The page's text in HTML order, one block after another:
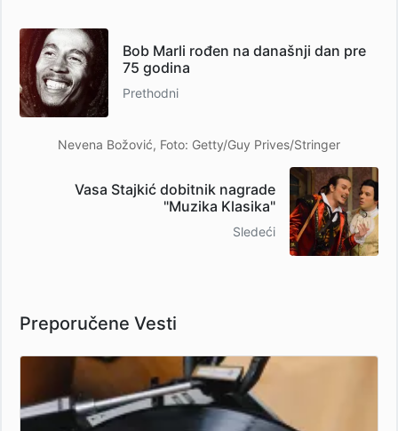
Bob Marli rođen na današnji dan pre
75 godina
Prethodni
Nevena Božović, Foto: Getty/Guy Prives/Stringer
Vasa Stajkić dobitnik nagrade
"Muzika Klasika"
Sledeći
Preporučene Vesti